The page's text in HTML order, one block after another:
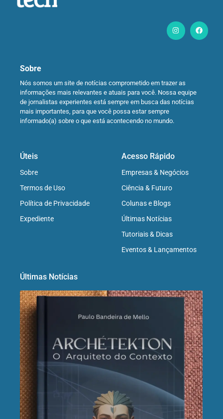
Sobre
Nós somos um site de notícias comprometido em trazer as
informações mais relevantes e atuais para você. Nossa equipe
de jornalistas experientes está sempre em busca das notícias
mais importantes, para que você possa estar sempre
informado(a) sobre o que está acontecendo no mundo.
Úteis
Sobre
Termos de Uso
Política de Privacidade
Expediente
Acesso Rápido
Empresas & Negócios
Ciência & Futuro
Colunas e Blogs
Últimas Notícias
Tutoriais & Dicas
Eventos & Lançamentos
Últimas Notícias